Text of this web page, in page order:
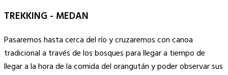
TREKKING - MEDAN
Pasaremos hasta cerca del río y cruzaremos con canoa
tradicional a través de los bosques para llegar a tiempo de
llegar a la hora de la comida del orangután y poder observar sus